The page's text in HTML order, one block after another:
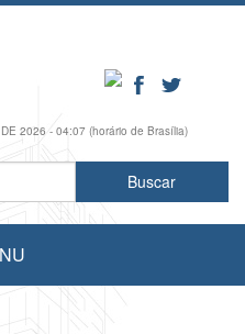
2026 - 04:07 (horário de Brasília)